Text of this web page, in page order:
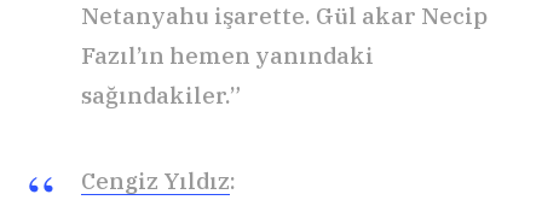
Netanyahu işarette. Gül akar Necip
Fazıl’ın hemen yanındaki
sağındakiler.”
Cengiz Yıldız: